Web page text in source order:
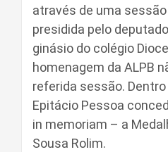
através de uma
presidida pelo
ginásio do colégio
homenagem da ALPB
referida sessão.
Epitácio Pessoa
in memoriam – a
Sousa Rolim.